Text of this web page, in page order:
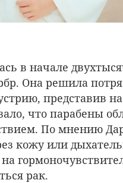
в начале
Она решила
представив на
что парабены
По мнению
кожу или
рак.